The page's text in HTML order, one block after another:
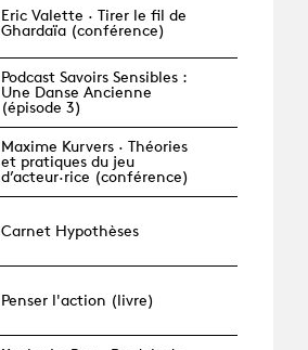
Eric Valette · Tirer le fil de
Ghardaïa (conférence)
Podcast Savoirs Sensibles :
Une Danse Ancienne
(épisode 3)
Maxime Kurvers · Théories
et pratiques du jeu
d’acteur·rice (conférence)
Carnet Hypothèses
Penser l'action (livre)